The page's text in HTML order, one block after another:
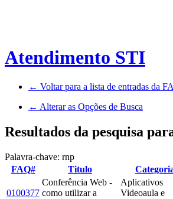
Atendimento STI
← Voltar para a lista de entradas da
← Alterar as Opções de Busca
Resultados da pesquisa
Palavra-chave: rnp
FAQ#
Titulo
0100377
Conferência Web -
como utilizar a
Aplicativos
Videoaula e